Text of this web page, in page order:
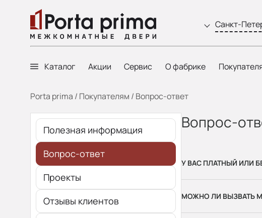
Санкт-
Каталог Акции Сервис О фабрике
Porta prima / Покупателям / Вопрос-ответ
Полезная информация
Вопрос-ответ
Проекты
Отзывы клиентов
Вопрос-
У ВАС ПЛАТНЫЙ ИЛИ
МОЖНО ЛИ ВЫЗВАТЬ